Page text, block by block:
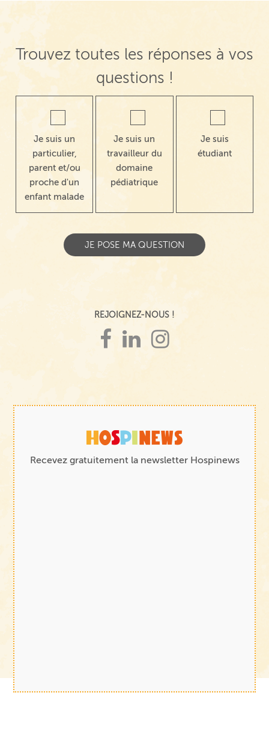
Trouvez toutes les réponses à vos
questions !
Je suis un
particulier,
parent et/ou
proche d'un
enfant malade
Je suis un
travailleur du
domaine
pédiatrique
Je suis
étudiant
REJOIGNEZ-NOUS !
Recevez gratuitement la newsletter Hospinews